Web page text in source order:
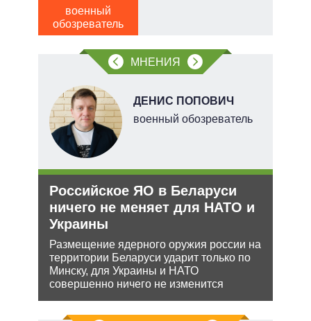
военный
обозреватель
МНЕНИЯ
ДЕНИС ПОПОВИЧ
военный обозреватель
Российское ЯО в Беларуси
ничего не меняет для НАТО и
Украины
Размещение ядерного оружия россии на
территории Беларуси ударит только по
Минску, для Украины и НАТО
совершенно ничего не изменится